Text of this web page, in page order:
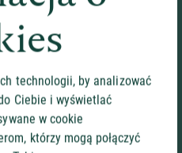
technologii, by analizować
Ciebie i wyświetlać
w cookie
którzy mogą połączyć